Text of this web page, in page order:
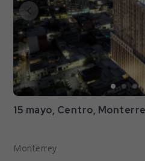
15 mayo, Centro,
Monterrey